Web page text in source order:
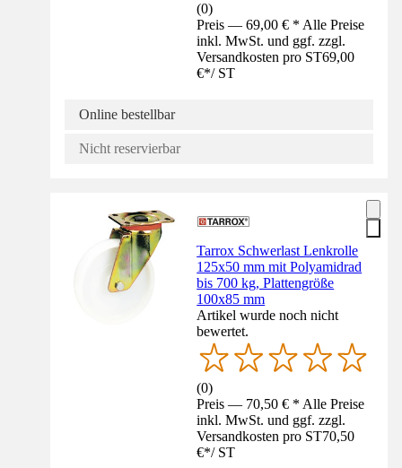
(0)
Preis — 69,00 € * Alle Preise
inkl. MwSt. und ggf. zzgl.
Versandkosten pro ST69,00
€*/ ST
Online bestellbar
Nicht reservierbar
Tarrox Schwerlast Lenkrolle
125x50 mm mit Polyamidrad
bis 700 kg, Plattengröße
100x85 mm
Artikel wurde noch nicht
bewertet.
(0)
Preis — 70,50 € * Alle Preise
inkl. MwSt. und ggf. zzgl.
Versandkosten pro ST70,50
€*/ ST